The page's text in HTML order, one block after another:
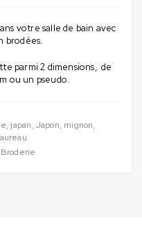
votre salle de bain avec
brodées.
parmi 2 dimensions, de
ou un pseudo.
,japan, Japon, mignon,